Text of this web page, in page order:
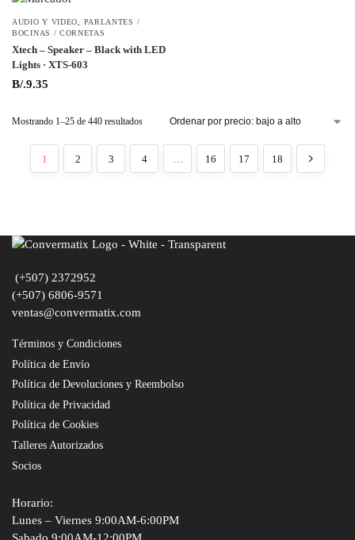
AUDIO Y VIDEO
PARLANTES /
BOCINAS / CORNETAS
Xtech – Speaker – Black with LED
Lights · XTS-603
B/.9.35
Mostrando 1–25 de 440 resultados
1 2 3 4 … 16 17 18
(+507) 2372952
(+507) 6806-9571
ventas@convermatix.com
Términos y Condiciones
Política de Envío
Política de Devoluciones y Reembolso
Política de Privacidad
Política de Cookies
Talleres Autorizados
Socios
Horario:
Lunes – Viernes 9:00AM-6:00PM
Sabado 9:00AM-12:00PM